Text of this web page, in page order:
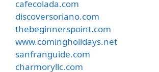
cafecolada.com
discoversoriano.com
thebeginnerspoint.com
www.comingholidays.net
sanfranguide.com
charmoryllc.com